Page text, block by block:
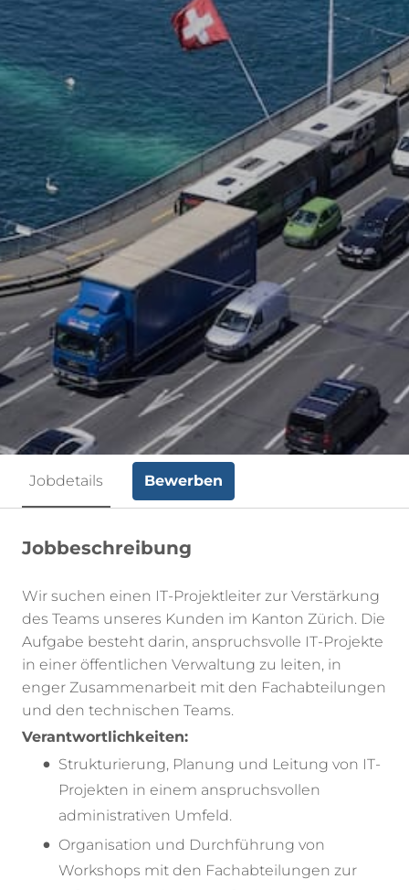
Jobdetails Bewerben
Jobbeschreibung
Wir suchen einen IT-Projektleiter zur Verstärkung
des Teams unseres Kunden im Kanton Zürich. Die
Aufgabe besteht darin, anspruchsvolle IT-Projekte
in einer öffentlichen Verwaltung zu leiten, in
enger Zusammenarbeit mit den Fachabteilungen
und den technischen Teams.
Verantwortlichkeiten:
Strukturierung, Planung und Leitung von IT-
Projekten in einem anspruchsvollen
administrativen Umfeld.
Organisation und Durchführung von
Workshops mit den Fachabteilungen zur